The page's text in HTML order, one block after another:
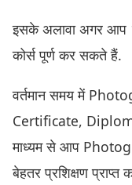
इसके अलावा अगर आप
कोर्स पूर्ण कर सकते हैं.
वर्तमान समय में
Certificate,
माध्यम से आप
बेहतर प्रशिक्षण